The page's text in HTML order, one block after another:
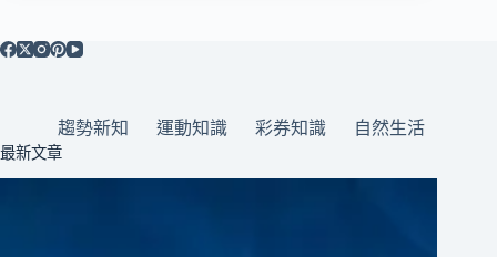
趨勢新知 運動知識 彩券知識 自然生活
最新文章